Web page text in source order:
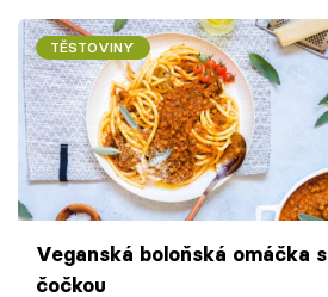
TĚSTOVINY
Veganská boloňská omáčka s
čočkou